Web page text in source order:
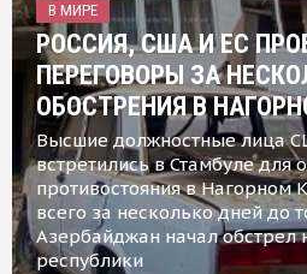
В МИРЕ
РОССИЯ, США И ЕС
ПЕРЕГОВОРЫ ЗА
ОБОСТРЕНИЯ В
Высшие должностные лица
встретились в Стамбуле для
противостояния в Нагорном
всего за несколько дней до
Азербайджан начал обстрел
республики